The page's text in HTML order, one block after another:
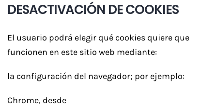
DESACTIVACIÓN DE COOKIES
El usuario podrá elegir qué cookies quiere que
funcionen en este sitio web mediante:
la configuración del navegador; por ejemplo:
Chrome, desde